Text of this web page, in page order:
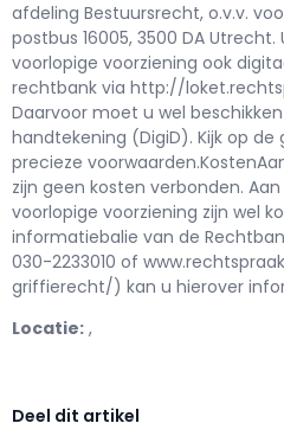
afdeling Bestuursrecht, o.v.v.
postbus 16005, 3500 DA
voorlopige voorziening ook
rechtbank via http://
Daarvoor moet u wel
handtekening (DigiD). Kijk op
precieze
zijn geen kosten verbonden.
voorlopige voorziening zijn wel
informatiebalie van de
030-2233010 of
griffierecht/) kan u hierover
Locatie: ,
Deel dit artikel